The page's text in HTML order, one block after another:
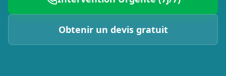
Obtenir un devis gratuit